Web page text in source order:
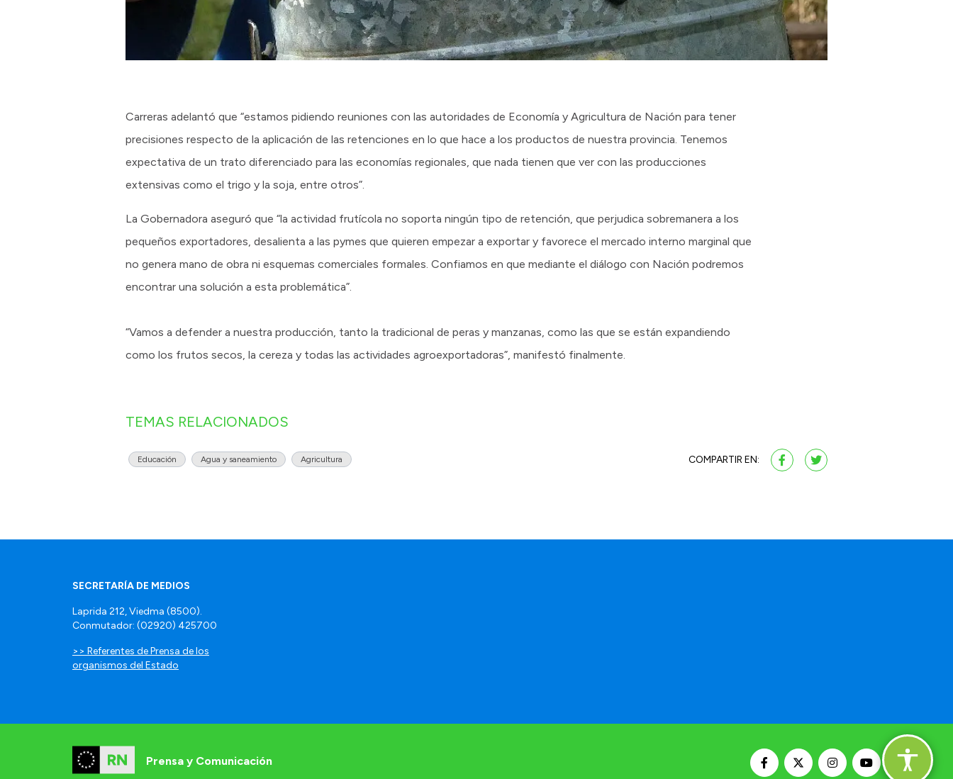
Carreras adelantó que “estamos pidiendo reuniones con las autoridades de Economía y Agricultura de Nación para tener
precisiones respecto de la aplicación de las retenciones en lo que hace a los productos de nuestra provincia. Tenemos
expectativa de un trato diferenciado para las economías regionales, que nada tienen que ver con las producciones
extensivas como el trigo y la soja, entre otros”.
La Gobernadora aseguró que “la actividad frutícola no soporta ningún tipo de retención, que perjudica sobremanera a los
pequeños exportadores, desalienta a las pymes que quieren empezar a exportar y favorece el mercado interno marginal que
no genera mano de obra ni esquemas comerciales formales. Confiamos en que mediante el diálogo con Nación podremos
encontrar una solución a esta problemática”.
“Vamos a defender a nuestra producción, tanto la tradicional de peras y manzanas, como las que se están expandiendo
como los frutos secos, la cereza y todas las actividades agroexportadoras”, manifestó finalmente.
TEMAS RELACIONADOS
Educación Agua y saneamiento Agricultura COMPARTIR EN:
SECRETARÍA DE MEDIOS
Laprida 212, Viedma (8500).
Conmutador: (02920) 425700
>> Referentes de Prensa de los
organismos del Estado
Prensa y Comunicación